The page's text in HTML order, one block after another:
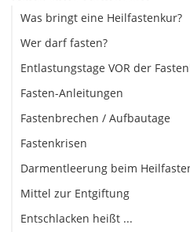
Was bringt eine Heilfastenkur?
Wer darf fasten?
Entlastungstage VOR der
Fasten-Anleitungen
Fastenbrechen / Aufbautage
Fastenkrisen
Darmentleerung beim
Mittel zur Entgiftung
Entschlacken heißt ...